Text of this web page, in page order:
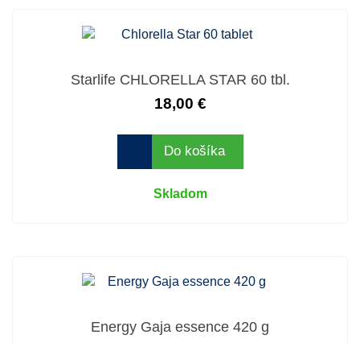
Starlife CHLORELLA STAR 60 tbl.
18,00 €
Do košíka
Skladom
Energy Gaja essence 420 g